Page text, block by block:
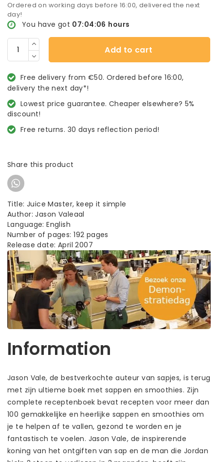
Ordered on working days before 16:00, delivered the next
day!
You have got 07:04:05 hours
Add to cart
Free delivery from €50. Ordered before 16:00,
delivery the next day*!
Lowest price guarantee. Cheaper elsewhere? 5%
discount!
Free returns. 30 days reflection period!
Share this product
Title: Juice Master, keep it simple
Author: Jason Valeaal
Language: English
Number of pages: 192 pages
Release date: April 2007
Information
Jason Vale, de bestverkochte auteur van sapjes, is terug
met zijn ultieme boek met sappen en smoothies. Zijn
complete receptenboek bevat recepten voor meer dan
100 gemakkelijke en heerlijke sappen en smoothies om
je te helpen af ​​te vallen, gezond te worden en je
fantastisch te voelen. Jason Vale, de inspirerende
koning van het ontgiften van sap en de man die Jordan